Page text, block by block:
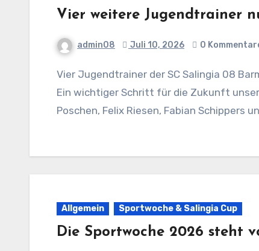
Vier weitere Jugendtrainer
admin08 Juli 10, 2026 0
Vier Jugendtrainer der SC Salingia 08 Barmen absolvieren erfolgreich den DFB-Basis-Coach
Ein wichtiger Schritt für die Zukunft
Poschen, Felix Riesen, Fabian Schippers
Allgemein Sportwoche & Salingia Cup
Die Sportwoche 2026 steht